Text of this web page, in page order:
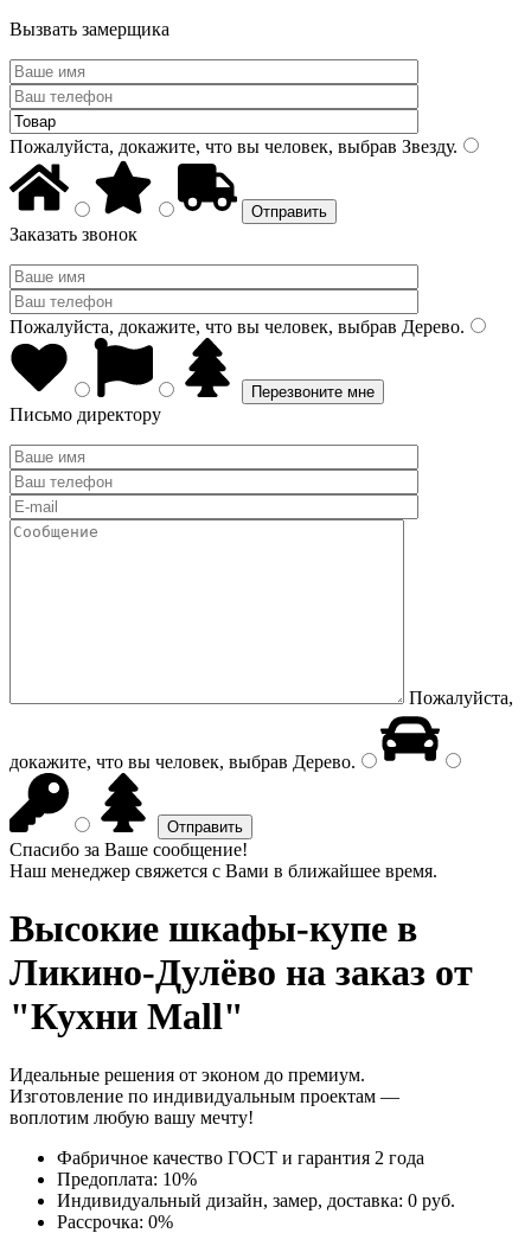
Вызвать замерщика
Пожалуйста, докажите, что вы человек, выбрав Звезду.
Заказать звонок
Пожалуйста, докажите, что вы человек, выбрав Дерево.
Письмо директору
Пожалуйста,
докажите, что вы человек, выбрав Дерево.
Спасибо за Ваше сообщение!
Наш менеджер свяжется с Вами в ближайшее время.
Высокие шкафы-купе в
Ликино-Дулёво на заказ от
"Кухни Mall"
Идеальные решения от эконом до премиум.
Изготовление по индивидуальным проектам —
воплотим любую вашу мечту!
Фабричное качество ГОСТ и гарантия 2 года
Предоплата: 10%
Индивидуальный дизайн, замер, доставка: 0 руб.
Рассрочка: 0%